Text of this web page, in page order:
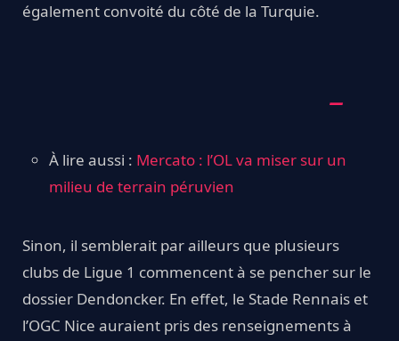
également convoité du côté de la Turquie.
À lire aussi : Mercato : l’OL va miser sur un
milieu de terrain péruvien
Sinon, il semblerait par ailleurs que plusieurs
clubs de Ligue 1 commencent à se pencher sur le
dossier Dendoncker. En effet, le Stade Rennais et
l’OGC Nice auraient pris des renseignements à